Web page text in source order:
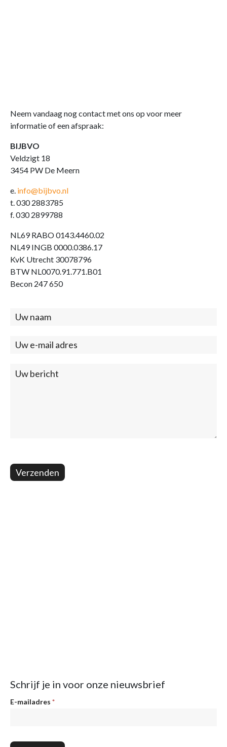
Neem vandaag nog contact met ons op voor meer
informatie of een afspraak:
BIJBVO
Veldzigt 18
3454 PW De Meern
e. info@bijbvo.nl
t. 030 2883785
f. 030 2899788
NL69 RABO 0143.4460.02
NL49 INGB 0000.0386.17
KvK Utrecht 30078796
BTW NL0070.91.771.B01
Becon 247 650
Contact
Verzenden
Schrijf je in voor onze nieuwsbrief
Nieuwsbrief
E-mailadres *